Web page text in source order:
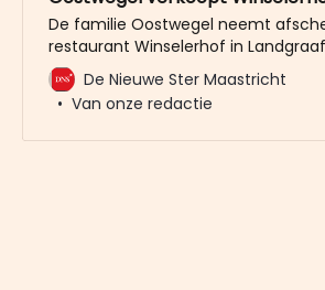
De familie Oostwegel neemt
restaurant Winselerhof in
verkocht aan de hotelgroep Flow
Oostwegel wil de focus leggen op
vijfsterrensegment in de omgeving
De Nieuwe Ster Maastricht
Van onze redactie